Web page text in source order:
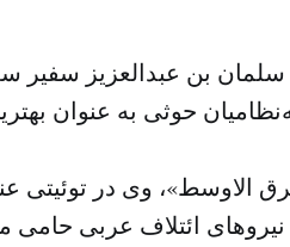
سلمان بن عبدالعزیز
حوثی به عنوان
الاوسط»، وی در توئیتی
ائتلاف عربی حامی